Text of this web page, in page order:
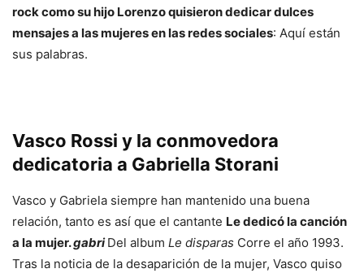
rock como su hijo Lorenzo quisieron dedicar dulces
mensajes a las mujeres en las redes sociales: Aquí están
sus palabras.
Vasco Rossi y la conmovedora
dedicatoria a Gabriella Storani
Vasco y Gabriela siempre han mantenido una buena
relación, tanto es así que el cantante Le dedicó la canción
a la mujer.gabri Del album Le disparas Corre el año 1993.
Tras la noticia de la desaparición de la mujer, Vasco quiso